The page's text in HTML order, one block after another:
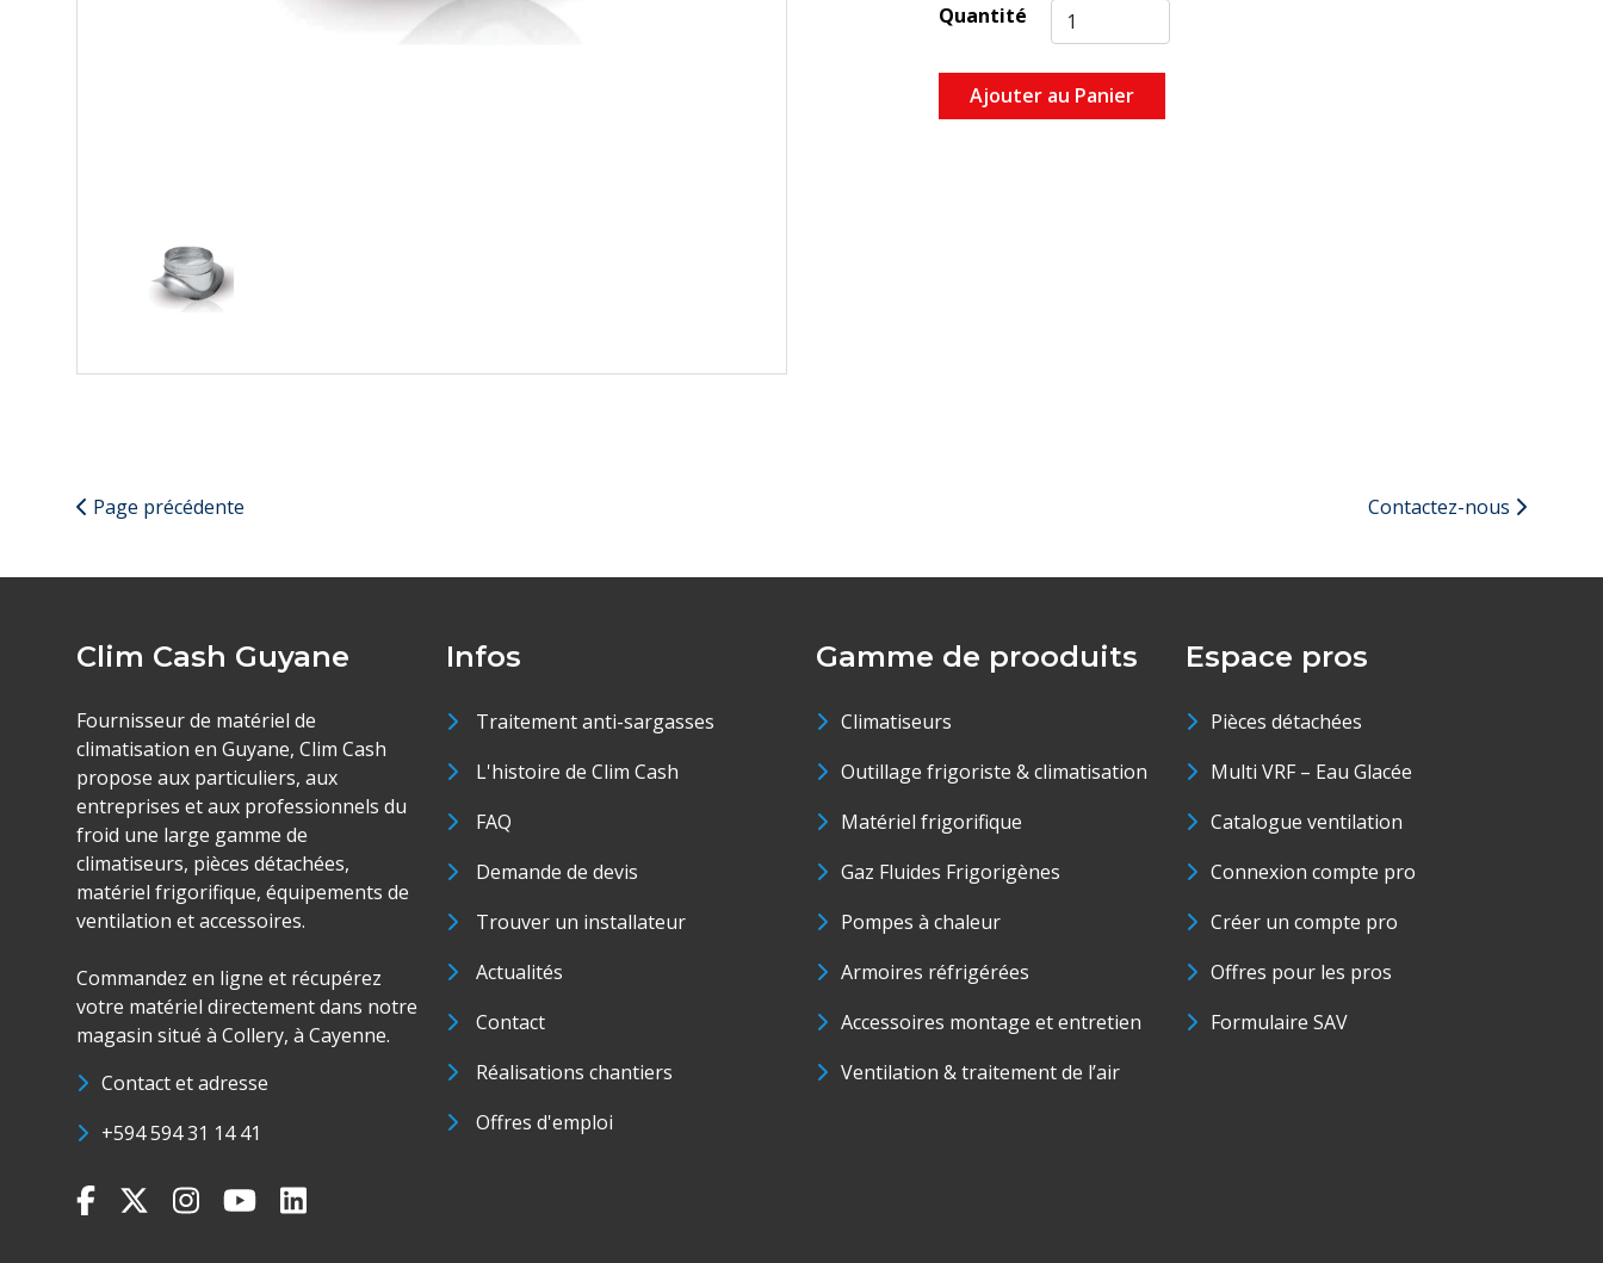
Quantité
Ajouter au Panier
Page précédente Contactez-nous
Clim Cash Guyane
Fournisseur de matériel de
climatisation en Guyane, Clim Cash
propose aux particuliers, aux
entreprises et aux professionnels du
froid une large gamme de
climatiseurs, pièces détachées,
matériel frigorifique, équipements de
ventilation et accessoires.
Commandez en ligne et récupérez
votre matériel directement dans notre
magasin situé à Collery, à Cayenne.
Contact et adresse
+594 594 31 14 41
Infos
Traitement anti-sargasses
L'histoire de Clim Cash
FAQ
Demande de devis
Trouver un installateur
Actualités
Contact
Réalisations chantiers
Offres d'emploi
Gamme de prooduits
Climatiseurs
Outillage frigoriste & climatisation
Matériel frigorifique
Gaz Fluides Frigorigènes
Pompes à chaleur
Armoires réfrigérées
Accessoires montage et entretien
Ventilation & traitement de l’air
Espace pros
Pièces détachées
Multi VRF – Eau Glacée
Catalogue ventilation
Connexion compte pro
Créer un compte pro
Offres pour les pros
Formulaire SAV